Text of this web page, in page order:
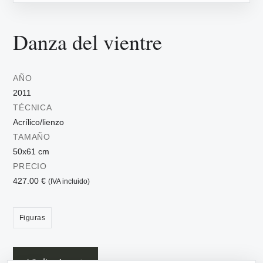
Danza del vientre
AÑO
2011
TÉCNICA
Acrílico/lienzo
TAMAÑO
50x61 cm
PRECIO
427.00 € (IVA incluido)
Figuras